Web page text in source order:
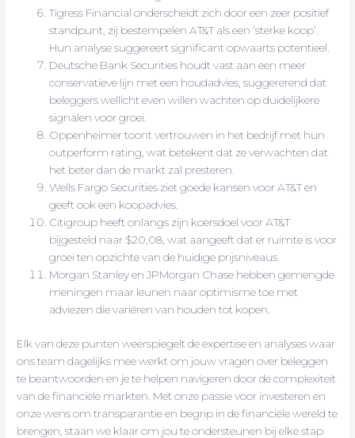
Tigress Financial onderscheidt zich door een zeer positief
standpunt, zij bestempelen AT&T als een ‘sterke koop’.
Hun analyse suggereert significant opwaarts potentieel.
Deutsche Bank Securities houdt vast aan een meer
conservatieve lijn met een houdadvies, suggererend dat
beleggers wellicht even willen wachten op duidelijkere
signalen voor groei.
Oppenheimer toont vertrouwen in het bedrijf met hun
outperform rating, wat betekent dat ze verwachten dat
het beter dan de markt zal presteren.
Wells Fargo Securities ziet goede kansen voor AT&T en
geeft ook een koopadvies.
Citigroup heeft onlangs zijn koersdoel voor AT&T
bijgesteld naar $20,08, wat aangeeft dat er ruimte is voor
groei ten opzichte van de huidige prijsniveaus.
Morgan Stanley en JPMorgan Chase hebben gemengde
meningen maar leunen naar optimisme toe met
adviezen die variëren van houden tot kopen.
Elk van deze punten weerspiegelt de expertise en analyses waar
ons team dagelijks mee werkt om jouw vragen over beleggen
te beantwoorden en je te helpen navigeren door de complexiteit
van de financiële markten. Met onze passie voor investeren en
onze wens om transparantie en begrip in de financiële wereld te
brengen, staan we klaar om jou te ondersteunen bij elke stap